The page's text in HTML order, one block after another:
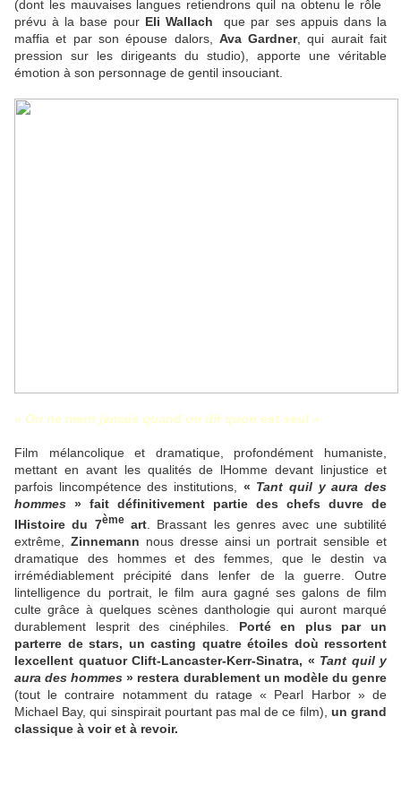
(dont les mauvaises langues retiendrons quil na obtenu le rôle 
prévu à la base pour Eli Wallach  que par ses appuis dans la
maffia et par son épouse dalors, Ava Gardner, qui aurait fait
pression sur les dirigeants du studio), apporte une véritable
émotion à son personnage de gentil insouciant.
« On ne ment jamais quand on dit quon est seul »
Film mélancolique et dramatique, profondément humaniste,
mettant en avant les qualités de lHomme devant linjustice et
parfois lincompétence des institutions,
« Tant quil y aura des
hommes » fait définitivement partie des chefs duvre de
lHistoire du 7èmeart . Brassant les genres avec une subtilité
extrême, Zinnemann nous dresse ainsi un portrait sensible et
dramatique des hommes et des femmes, que le destin va
irrémédiablement précipité dans lenfer de la guerre. Outre
lintelligence du portrait, le film aura gagné ses galons de film
culte grâce à quelques scènes danthologie qui auront marqué
durablement lesprit des cinéphiles. Porté en plus par un
parterre de stars, un casting quatre étoiles doù ressortent
lexcellent quatuor Clift-Lancaster-Kerr-Sinatra, « Tant quil y
aura des hommes » restera durablement un modèle du genre
(tout le contraire notamment du ratage « Pearl Harbor » de
Michael Bay, qui sinspirait pourtant pas mal de ce film), un grand
classique à voir et à revoir.